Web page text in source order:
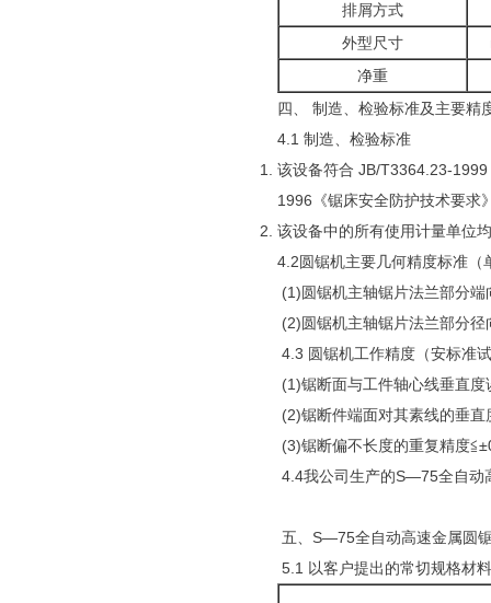
排屑方式
外型尺寸
净重
四、 制造、检验标准及主要精
4.1 制造、检验标准
该设备符合 JB/T3364.23-
1996《锯床安全防护技术要求
该设备中的所有使用计量单位
4.2圆锯机主要几何精度标准（
(1)圆锯机主轴锯片法兰部分端
(2)圆锯机主轴锯片法兰部分径
4.3 圆锯机工作精度（安标准
(1)锯断面与工件轴心线垂直
(2)锯断件端面对其素线的垂
(3)锯断偏不长度的重复精度
4.4我公司生产的S—75全自动
五、S—75全自动高速金属圆
5.1 以客户提出的常切规格材